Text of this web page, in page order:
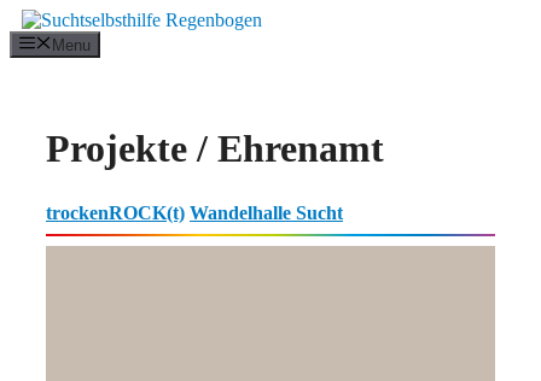
Zum
Inhalt
springen
Menu
Projekte / Ehrenamt
trockenROCK(t) Wandelhalle Sucht